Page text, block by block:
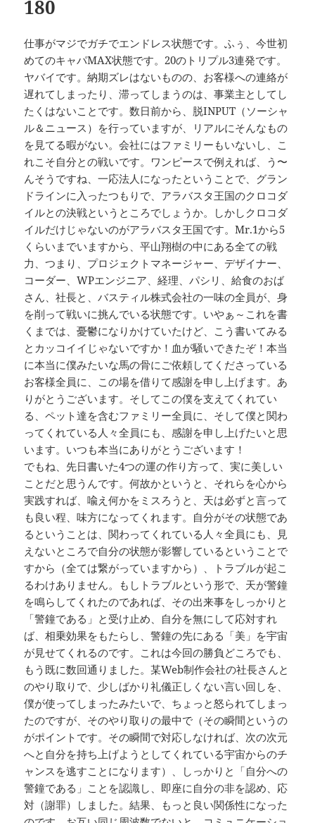
180
仕事がマジでガチでエンドレス状態です。ふぅ、今世初
めてのキャパMAX状態です。20のトリプル3連発です。
ヤバイです。納期ズレはないものの、お客様への連絡が
遅れてしまったり、滞ってしまうのは、事業主としてし
たくはないことです。数日前から、脱INPUT（ソーシャ
ル＆ニュース）を行っていますが、リアルにそんなもの
を見てる暇がない。会社にはファミリーもいないし、こ
れこそ自分との戦いです。ワンピースで例えれば、う〜
んそうですね、一応法人になったということで、グラン
ドラインに入ったつもりで、アラバスタ王国のクロコダ
イルとの決戦というところでしょうか。しかしクロコダ
イルだけじゃないのがアラバスタ王国です。Mr.1から5
くらいまでいますから、平山翔樹の中にある全ての戦
力、つまり、プロジェクトマネージャー、デザイナー、
コーダー、WPエンジニア、経理、パシリ、給食のおば
さん、社長と、バスティル株式会社の一味の全員が、身
を削って戦いに挑んでいる状態です。いやぁ～これを書
くまでは、憂鬱になりかけていたけど、こう書いてみる
とカッコイイじゃないですか！血が騒いできたぞ！本当
に本当に僕みたいな馬の骨にご依頼してくださっている
お客様全員に、この場を借りて感謝を申し上げます。あ
りがとうございます。そしてこの僕を支えてくれてい
る、ペット達を含むファミリー全員に、そして僕と関わ
ってくれている人々全員にも、感謝を申し上げたいと思
います。いつも本当にありがとうございます！
でもね、先日書いた4つの運の作り方って、実に美しい
ことだと思うんです。何故かというと、それらを心から
実践すれば、喩え何かをミスろうと、天は必ずと言って
も良い程、味方になってくれます。自分がその状態であ
るということは、関わってくれている人々全員にも、見
えないところで自分の状態が影響しているということで
すから（全ては繋がっていますから）、トラブルが起こ
るわけありません。もしトラブルという形で、天が警鐘
を鳴らしてくれたのであれば、その出来事をしっかりと
「警鐘である」と受け止め、自分を無にして応対すれ
ば、相乗効果をもたらし、警鐘の先にある「美」を宇宙
が見せてくれるのです。これは今回の勝負どころでも、
もう既に数回通りました。某Web制作会社の社長さんと
のやり取りで、少しばかり礼儀正しくない言い回しを、
僕が使ってしまったみたいで、ちょっと怒られてしまっ
たのですが、そのやり取りの最中で（その瞬間というの
がポイントです。その瞬間で対応しなければ、次の次元
へと自分を持ち上げようとしてくれている宇宙からのチ
ャンスを逃すことになります）、しっかりと「自分への
警鐘である」ことを認識し、即座に自分の非を認め、応
対（謝罪）しました。結果、もっと良い関係性になった